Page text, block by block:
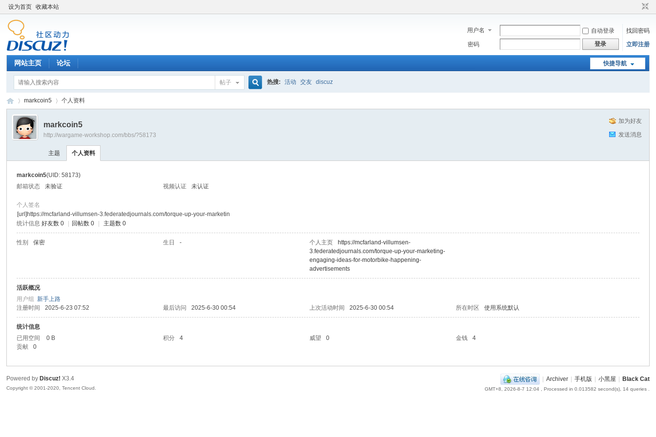
设为首页 收藏本站
用户名 自动登录
找回密码
密码
登录 立即注册
快捷导航
网站主页 论坛
帖子 热搜: 活动 交友 discuz
›
markcoin5 个人资料
加为好友
发送消息
markcoin5
http://wargame-workshop.com/bbs/?58173
主题 个人资料
markcoin5(UID: 58173)
邮箱状态
未验证 视频认证 未认证
个人签名
[url]https://mcfarland-villumsen-3.federatedjournals.com/torque-up-your-marketin
统计信息 好友数 0 回帖数 0 主题数 0
性别 保密 生日 - 个人主页
https://mcfarland-villumsen-
3.federatedjournals.com/torque-up-your-marketing-
engaging-ideas-for-motorbike-happening-
advertisements
活跃概况
用户组新手上路
注册时间
2025-6-23 07:52 最后访问 2025-6-30 00:54 上次活动时间 2025-6-30 00:54 所在时区 使用系统默认
统计信息
已用空间
0 B 积分 4 威望 0 金钱
4
贡献
0
| Archiver | 手机版 | 小黑屋 | Black Cat
GMT+8, 2026-8-7 12:04, Processed in 0.013582 second(s), 14 queries .
Powered by Discuz! X3.4
Copyright © 2001-2020, Tencent Cloud.